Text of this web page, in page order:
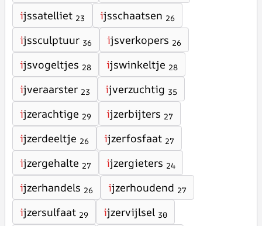
ijssatelliet 23 ijsschaatsen 26
ijssculptuur 36 ijsverkopers 26
ijsvogeltjes 28 ijswinkeltje 28
ijveraarster 23 ijverzuchtig 35
ijzerachtige 29 ijzerbijters 27
ijzerdeeltje 26 ijzerfosfaat 27
ijzergehalte 27 ijzergieters 24
ijzerhandels 26 ijzerhoudend 27
ijzersulfaat 29 ijzervijlsel 30